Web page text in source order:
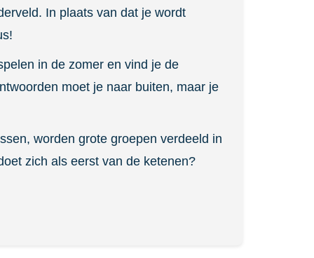
In plaats van dat je wordt
in de zomer en vind je de
moet je naar buiten, maar je
worden grote groepen verdeeld in
zich als eerst van de ketenen?